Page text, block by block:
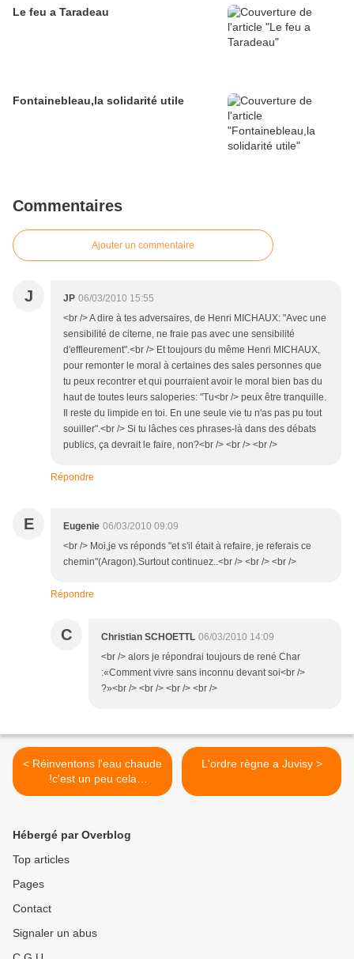
Le feu a Taradeau
Fontainebleau,la solidarité utile
Commentaires
Ajouter un commentaire
J JP 06/03/2010 15:55
<br /> A dire à tes adversaires, de Henri MICHAUX: "Avec une
sensibilité de citerne, ne fraie pas avec une sensibilité
d'effleurement".<br /> Et toujours du même Henri MICHAUX,
pour remonter le moral à certaines des sales personnes que
tu peux recontrer et qui pourraient avoir le moral bien bas du
haut de toutes leurs saloperies: "Tu<br /> peux être tranquille.
Il reste du limpide en toi. En une seule vie tu n'as pas pu tout
souiller".<br /> Si tu lâches ces phrases-là dans des débats
publics, ça devrait le faire, non?<br /> <br /> <br />
Répondre
E Eugenie 06/03/2010 09:09
<br /> Moi,je vs réponds "et s'il était à refaire, je referais ce
chemin"(Aragon).Surtout continuez..<br /> <br /> <br />
Répondre
C Christian SCHOETTL 06/03/2010 14:09
<br /> alors je répondrai toujours de rené Char
:«Comment vivre sans inconnu devant soi<br />
?»<br /> <br /> <br /> <br />
< Réinventons l'eau chaude
!c'est un peu cela
l'environnement
L'ordre règne a Juvisy >
Hébergé par Overblog
Top articles
Pages
Contact
Signaler un abus